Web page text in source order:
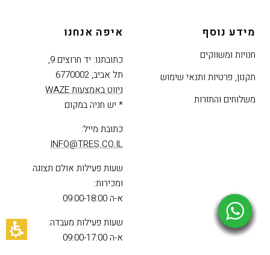
מידע נוסף
חנויות ומשווקים
תקנון, פרטיות ותנאי שימוש
משלוחים והחזרות
איפה אנחנו
כתובתנו: יד חרוצים 9,
תל אביב, 6770002
ניווט באמצעות WAZE
* יש חניה במקום
כתובת מייל:
INFO@TRES.CO.IL
שעות פעילות אולם תצוגה
ומכירות:
א-ה 09:00-18:00
שעות פעילות מעבדה:
א-ה 09:00-17:00